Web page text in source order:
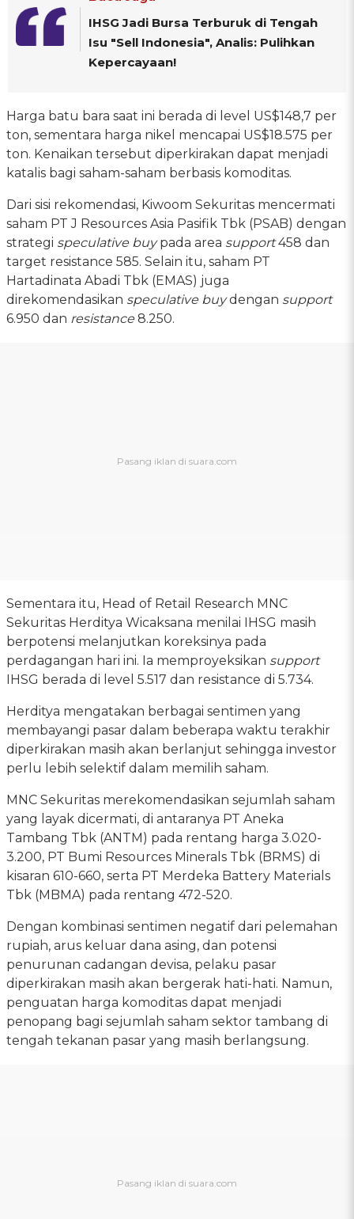
IHSG Jadi Bursa Terburuk di Tengah
Isu "Sell Indonesia", Analis: Pulihkan
Kepercayaan!
Harga batu bara saat ini berada di level US$148,7 per
ton, sementara harga nikel mencapai US$18.575 per
ton. Kenaikan tersebut diperkirakan dapat menjadi
katalis bagi saham-saham berbasis komoditas.
Dari sisi rekomendasi, Kiwoom Sekuritas mencermati
saham PT J Resources Asia Pasifik Tbk (PSAB) dengan
strategi speculative buypada area support458 dan
target resistance 585. Selain itu, saham PT
Hartadinata Abadi Tbk (EMAS) juga
direkomendasikan speculative buydengan support
6.950 dan resistance 8.250.
Sementara itu, Head of Retail Research MNC
Sekuritas Herditya Wicaksana menilai IHSG masih
berpotensi melanjutkan koreksinya pada
perdagangan hari ini. Ia memproyeksikan support
IHSG berada di level 5.517 dan resistance di 5.734.
Herditya mengatakan berbagai sentimen yang
membayangi pasar dalam beberapa waktu terakhir
diperkirakan masih akan berlanjut sehingga investor
perlu lebih selektif dalam memilih saham.
MNC Sekuritas merekomendasikan sejumlah saham
yang layak dicermati, di antaranya PT Aneka
Tambang Tbk (ANTM) pada rentang harga 3.020-
3.200, PT Bumi Resources Minerals Tbk (BRMS) di
kisaran 610-660, serta PT Merdeka Battery Materials
Tbk (MBMA) pada rentang 472-520.
Dengan kombinasi sentimen negatif dari pelemahan
rupiah, arus keluar dana asing, dan potensi
penurunan cadangan devisa, pelaku pasar
diperkirakan masih akan bergerak hati-hati. Namun,
penguatan harga komoditas dapat menjadi
penopang bagi sejumlah saham sektor tambang di
tengah tekanan pasar yang masih berlangsung.